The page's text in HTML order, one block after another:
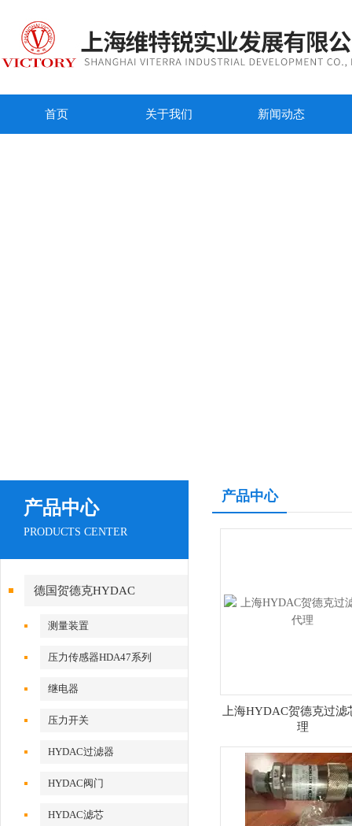
首页 关于我们 新闻动态
产品中心
PRODUCTS CENTER
德国贺德克HYDAC
测量装置
压力传感器HDA47系列
继电器
压力开关
HYDAC过滤器
HYDAC阀门
HYDAC滤芯
产品中心
上海HYDAC贺德克过滤
理